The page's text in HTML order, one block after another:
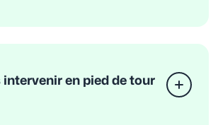
intervenir en pied de tour